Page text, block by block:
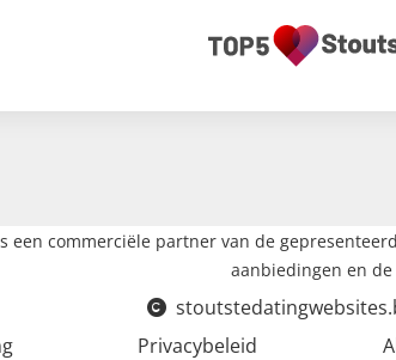
een commerciële partner van de
aanbiedingen en
Privacybeleid